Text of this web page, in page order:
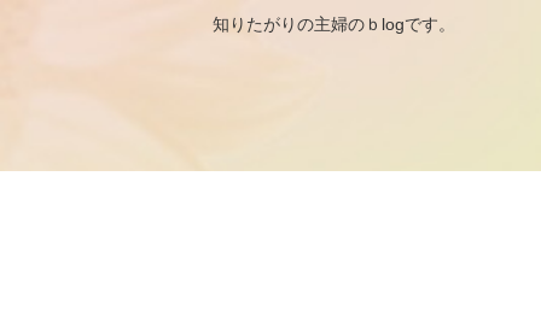
知りたがりの主婦の